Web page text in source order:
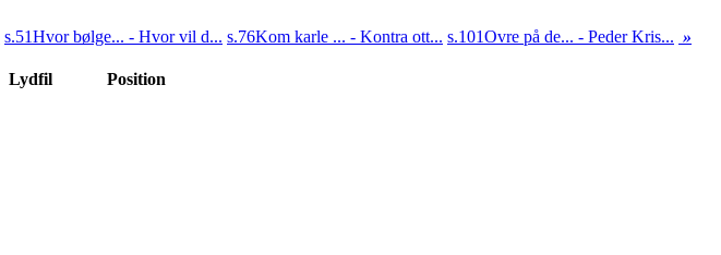
s.51Hvor bølge... - Hvor vil d... s.76Kom karle ... - Kontra ott... s.101Ovre på de... - Peder Kris... »
Lydfil
Position